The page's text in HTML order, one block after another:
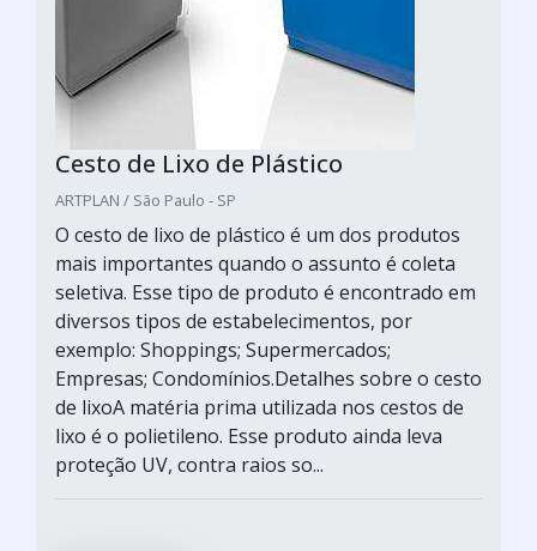
Cesto de Lixo de Plástico
ARTPLAN / São Paulo - SP
O cesto de lixo de plástico é um dos produtos
mais importantes quando o assunto é coleta
seletiva. Esse tipo de produto é encontrado em
diversos tipos de estabelecimentos, por
exemplo: Shoppings; Supermercados;
Empresas; Condomínios.Detalhes sobre o cesto
de lixoA matéria prima utilizada nos cestos de
lixo é o polietileno. Esse produto ainda leva
proteção UV, contra raios so...